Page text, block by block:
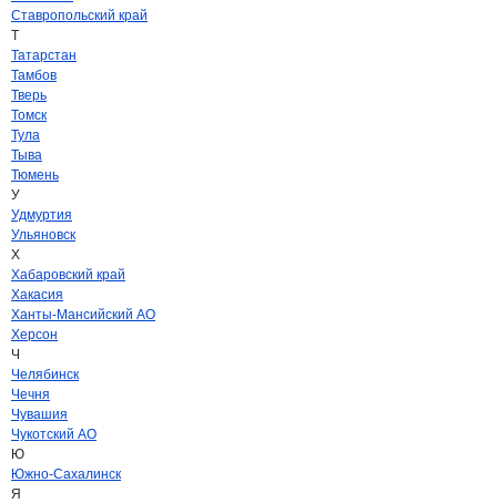
Ставропольский край
Т
Татарстан
Тамбов
Тверь
Томск
Тула
Тыва
Тюмень
У
Удмуртия
Ульяновск
Х
Хабаровский край
Хакасия
Ханты-Мансийский АО
Херсон
Ч
Челябинск
Чечня
Чувашия
Чукотский АО
Ю
Южно-Сахалинск
Я